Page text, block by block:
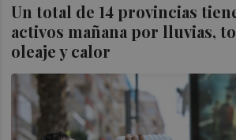
Un total de 14 provincias
activos mañana por lluvias,
oleaje y calor